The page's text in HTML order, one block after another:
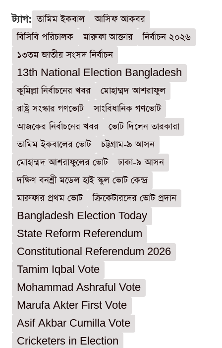
ট্যাগ: তামিম ইকবাল
আসিফ আকবর
বিসিবি পরিচালক
মারুফা আক্তার
নির্বাচন ২০২৬
১৩তম জাতীয় সংসদ নির্বাচন
13th National Election Bangladesh
কুমিল্লা নির্বাচনের খবর
মোহাম্মদ আশরাফুল
রাষ্ট্র সংস্কার গণভোট
সাংবিধানিক গণভোট
আজকের নির্বাচনের খবর
ভোট দিলেন তারকারা
তামিম ইকবালের ভোট
চট্টগ্রাম-৯ আসন
মোহাম্মদ আশরাফুলের ভোট
ঢাকা-৯ আসন
দক্ষিণ বনশ্রী মডেল হাই স্কুল ভোট কেন্দ্র
মারুফার প্রথম ভোট
ক্রিকেটারদের ভোট প্রদান
Bangladesh Election Today
State Reform Referendum
Constitutional Referendum 2026
Tamim Iqbal Vote
Mohammad Ashraful Vote
Marufa Akter First Vote
Asif Akbar Cumilla Vote
Cricketers in Election